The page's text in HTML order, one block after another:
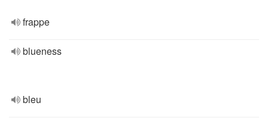
frappe
blueness
bleu